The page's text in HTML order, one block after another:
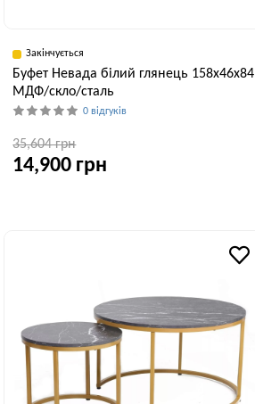
Закінчується
Буфет Невада білий глянець 158x46x84
МДФ/скло/сталь
0 відгуків
35,604 грн
14,900 грн